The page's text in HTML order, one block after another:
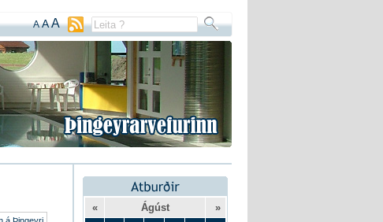
A AA
« Ágúst »